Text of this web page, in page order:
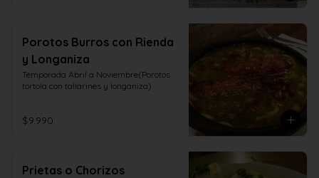
Porotos Burros con Rienda
y Longaniza
Temporada Abril a Noviembre(Porotos
tortola con tallarines y longaniza)
$9.990
Prietas o Chorizos